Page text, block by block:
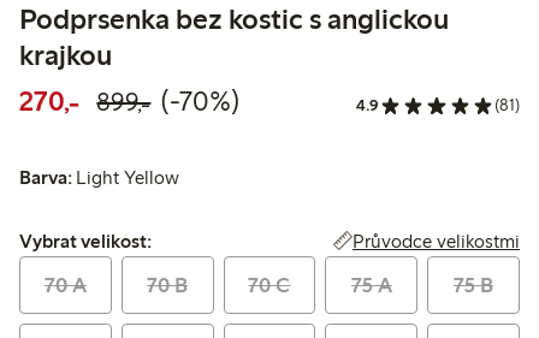
Podprsenka bez kostic s anglickou
krajkou
270,- Snížená cena: 270,00 Kč
899,-Běžná cena: 899,00 Kč
70% sleva
(-70%) 4.9 (81)
Barva: Light Yellow
Vybrat velikost:
Vybrat velikost: Průvodce velikostmi
70 A 70 B 70 C 75 A 75 B